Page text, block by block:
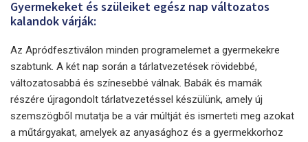
Gyermekeket és szüleiket egész nap változatos
kalandok várják:
Az Apródfesztiválon minden programelemet a gyermekekre
szabtunk. A két nap során a tárlatvezetések rövidebbé,
változatosabbá és színesebbé válnak. Babák és mamák
részére újragondolt tárlatvezetéssel készülünk, amely új
szemszögből mutatja be a vár múltját és ismerteti meg azokat
a műtárgyakat, amelyek az anyasághoz és a gyermekkorhoz